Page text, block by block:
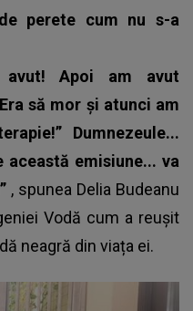
perete cum nu s-a
avut! Apoi am avut
să mor și atunci am
Dumnezeule...
emisiune... va
, spunea Delia Budeanu
Vodă cum a reușit
neagră din viața ei.